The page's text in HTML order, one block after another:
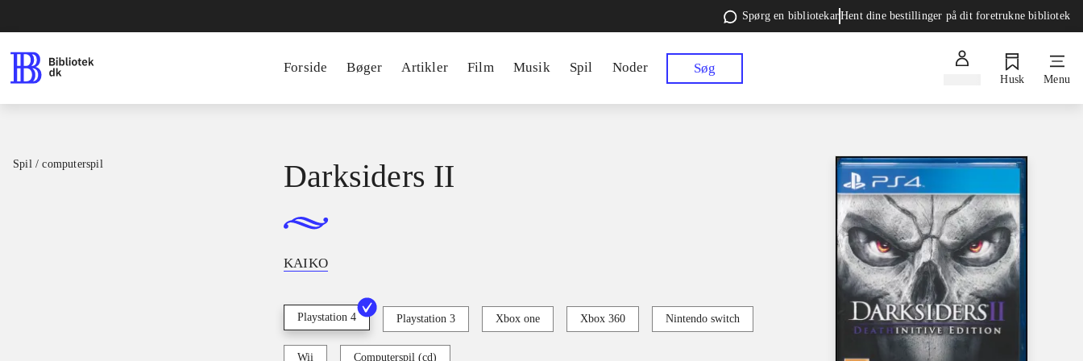
Spørg en bibliotekarHent dine bestillinger på dit foretrukne bibliotek
Forside Bøger Artikler Film Musik Spil Noder Søg
Husk Menu
Spil / computerspil Darksiders II
KAIKO
Playstation 4 Playstation 3 Xbox one Xbox 360 Nintendo switch
Wii Computerspil (cd)